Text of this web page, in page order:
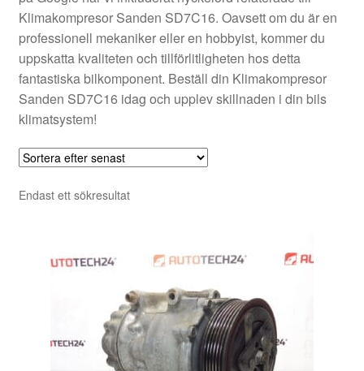
Villkor
Klimakompresor Sanden SD7C16. Oavsett om du är en
professionell mekaniker eller en hobbyist, kommer du
uppskatta kvaliteten och tillförlitligheten hos detta
fantastiska bilkomponent. Beställ din Klimakompresor
Sanden SD7C16 idag och upplev skillnaden i din bils
klimatsystem!
Endast ett sökresultat